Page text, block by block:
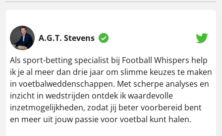
A.G.T. Stevens
Als sport-betting specialist bij Football Whispers help
ik je al meer dan drie jaar om slimme keuzes te maken
in voetbalweddenschappen. Met scherpe analyses en
inzicht in wedstrijden ontdek ik waardevolle
inzetmogelijkheden, zodat jij beter voorbereid bent
en meer uit jouw passie voor voetbal kunt halen.